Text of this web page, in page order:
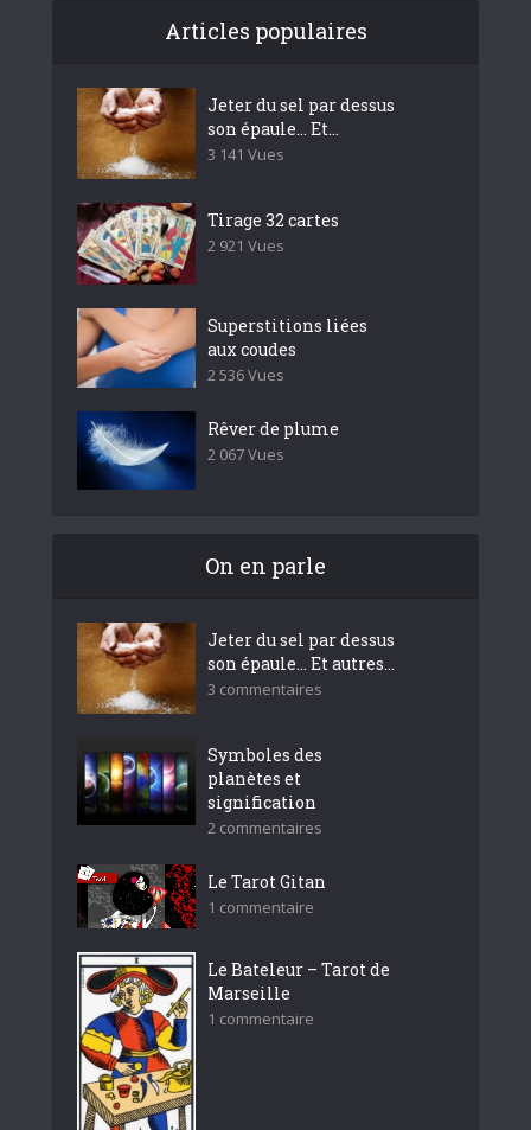
Articles populaires
Jeter du sel par dessus
son épaule… Et...
3 141 Vues
Tirage 32 cartes
2 921 Vues
Superstitions liées
aux coudes
2 536 Vues
Rêver de plume
2 067 Vues
On en parle
Jeter du sel par dessus
son épaule… Et autres...
3 commentaires
Symboles des
planètes et
signification
2 commentaires
Le Tarot Gitan
1 commentaire
Le Bateleur – Tarot de
Marseille
1 commentaire